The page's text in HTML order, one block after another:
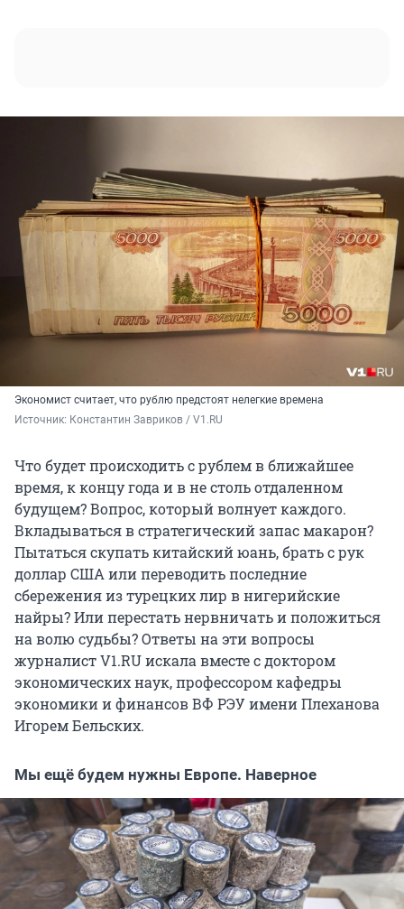
Экономист считает, что рублю предстоят нелегкие времена
Источник: Константин Завриков / V1.RU
Что будет происходить с рублем в ближайшее
время, к концу года и в не столь отдаленном
будущем? Вопрос, который волнует каждого.
Вкладываться в стратегический запас макарон?
Пытаться скупать китайский юань, брать с рук
доллар США или переводить последние
сбережения из турецких лир в нигерийские
найры? Или перестать нервничать и положиться
на волю судьбы? Ответы на эти вопросы
журналист V1.RU искала вместе с доктором
экономических наук, профессором кафедры
экономики и финансов ВФ РЭУ имени Плеханова
Игорем Бельских.
Мы ещё будем нужны Европе. Наверное